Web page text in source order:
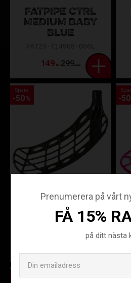
FATPIPE CTRL
MEDIUM BABY
BLUE
149KR299KR
FATPIPE GODAR
MEDIUM BLACK
711933R
Spara
50 % 50
Prenumerera på vårt
FÅ 15%
på ditt nästa